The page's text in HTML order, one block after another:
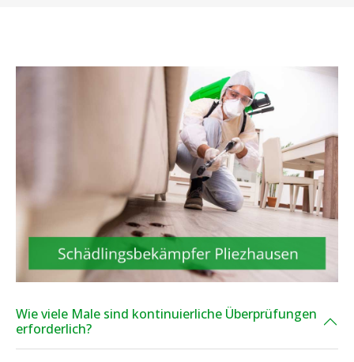
Wie viele Male sind kontinuierliche Überprüfungen
erforderlich?